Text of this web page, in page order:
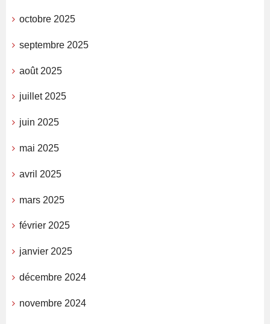
octobre 2025
septembre 2025
août 2025
juillet 2025
juin 2025
mai 2025
avril 2025
mars 2025
février 2025
janvier 2025
décembre 2024
novembre 2024